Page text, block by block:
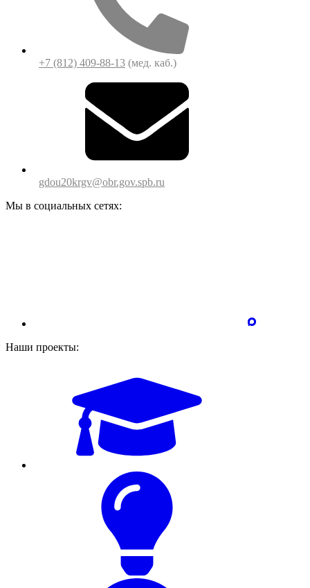
+7 (812) 409-88-13 (мед. каб.)
gdou20krgv@obr.gov.spb.ru
Мы в социальных сетях:
Наши проекты: